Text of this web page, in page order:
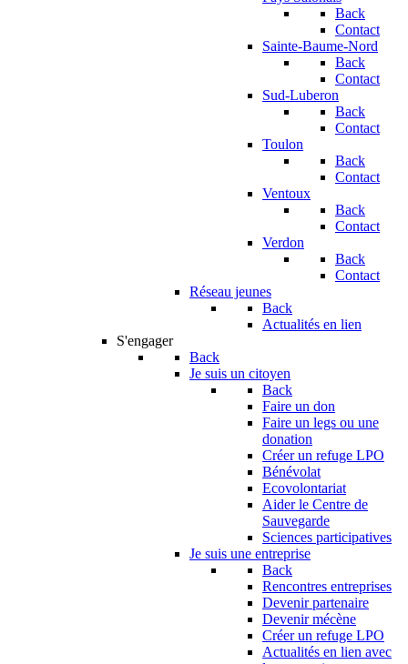
Back
Contact
Sainte-Baume-Nord
Back
Contact
Sud-Luberon
Back
Contact
Toulon
Back
Contact
Ventoux
Back
Contact
Verdon
Back
Contact
Réseau jeunes
Back
Actualités en lien
S'engager
Back
Je suis un citoyen
Back
Faire un don
Faire un legs ou une
donation
Créer un refuge LPO
Bénévolat
Ecovolontariat
Aider le Centre de
Sauvegarde
Sciences participatives
Je suis une entreprise
Back
Rencontres entreprises
Devenir partenaire
Devenir mécène
Créer un refuge LPO
Actualités en lien avec